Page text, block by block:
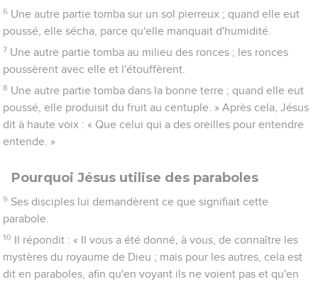
6 Une autre partie tomba sur un sol pierreux ; quand elle eut
poussé, elle sécha, parce qu'elle manquait d'humidité.
7 Une autre partie tomba au milieu des ronces ; les ronces
poussèrent avec elle et l'étouffèrent.
8 Une autre partie tomba dans la bonne terre ; quand elle eut
poussé, elle produisit du fruit au centuple. » Après cela, Jésus
dit à haute voix : « Que celui qui a des oreilles pour entendre
entende. »
Pourquoi Jésus utilise des paraboles
9 Ses disciples lui demandèrent ce que signifiait cette
parabole.
10 Il répondit : « Il vous a été donné, à vous, de connaître les
mystères du royaume de Dieu ; mais pour les autres, cela est
dit en paraboles, afin qu'en voyant ils ne voient pas et qu'en